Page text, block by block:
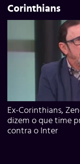
Corinthians
Ex-Corinthians,
dizem o que time
contra o Inter